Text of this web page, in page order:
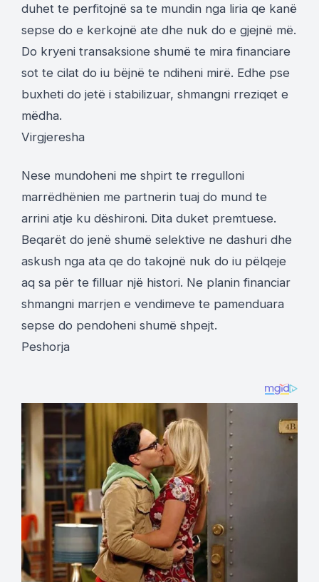
duhet te perfitojnë sa te mundin nga liria qe kanë
sepse do e kerkojnë ate dhe nuk do e gjejnë më.
Do kryeni transaksione shumë te mira financiare
sot te cilat do iu bëjnë te ndiheni mirë. Edhe pse
buxheti do jetë i stabilizuar, shmangni rreziqet e
mëdha.
Virgjeresha
Nese mundoheni me shpirt te rregulloni
marrëdhënien me partnerin tuaj do mund te
arrini atje ku dëshironi. Dita duket premtuese.
Beqarët do jenë shumë selektive ne dashuri dhe
askush nga ata qe do takojnë nuk do iu pëlqeje
aq sa për te filluar një histori. Ne planin financiar
shmangni marrjen e vendimeve te pamenduara
sepse do pendoheni shumë shpejt.
Peshorja